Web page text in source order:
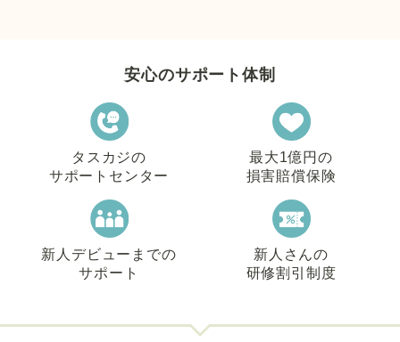
安心のサポート体制
タスカジの
サポートセンター
最大1億円の
損害賠償保険
新人デビューまでの
サポート
新人さんの
研修割引制度